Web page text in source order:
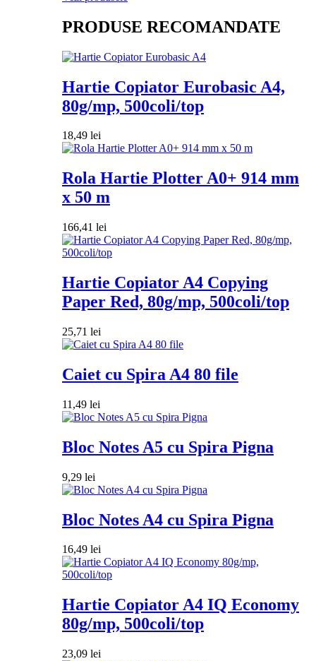
PRODUSE RECOMANDATE
Hartie Copiator Eurobasic A4,
80g/mp, 500coli/top
18,49 lei
Rola Hartie Plotter A0+ 914 mm
x 50 m
166,41 lei
Hartie Copiator A4 Copying
Paper Red, 80g/mp, 500coli/top
25,71 lei
Caiet cu Spira A4 80 file
11,49 lei
Bloc Notes A5 cu Spira Pigna
9,29 lei
Bloc Notes A4 cu Spira Pigna
16,49 lei
Hartie Copiator A4 IQ Economy
80g/mp, 500coli/top
23,09 lei